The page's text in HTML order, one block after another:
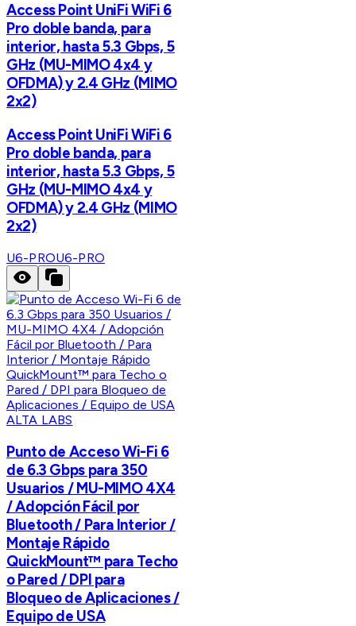
Access Point UniFi WiFi 6
Pro doble banda, para
interior, hasta 5.3 Gbps, 5
GHz (MU-MIMO 4x4 y
OFDMA) y 2.4 GHz (MIMO
2x2)
Access Point UniFi WiFi 6
Pro doble banda, para
interior, hasta 5.3 Gbps, 5
GHz (MU-MIMO 4x4 y
OFDMA) y 2.4 GHz (MIMO
2x2)
U6-PROU6-PRO
ALTA LABS
Punto de Acceso Wi-Fi 6
de 6.3 Gbps para 350
Usuarios / MU-MIMO 4X4
/ Adopción Fácil por
Bluetooth / Para Interior /
Montaje Rápido
QuickMount™ para Techo
o Pared / DPI para
Bloqueo de Aplicaciones /
Equipo de USA